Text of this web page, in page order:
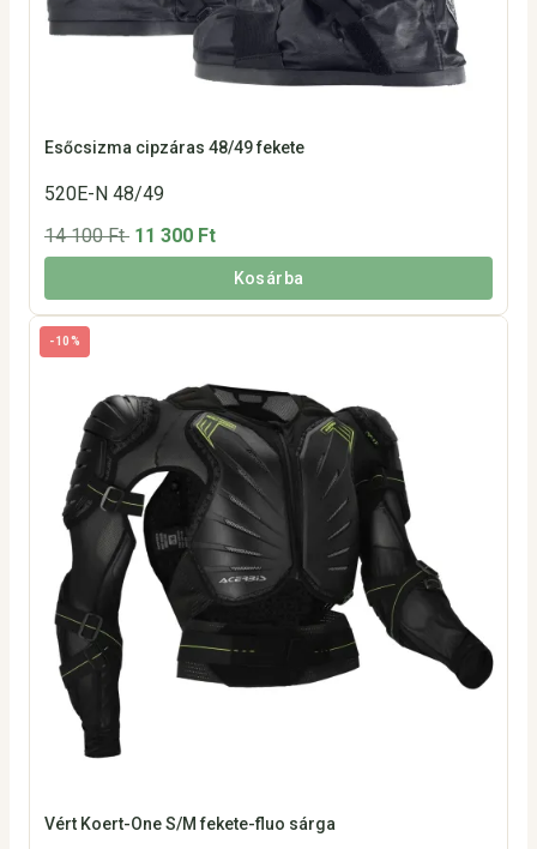
Esőcsizma cipzáras 48/49 fekete
520E-N 48/49
14 100 Ft 11 300 Ft
Kosárba
-10%
Vért Koert-One S/M fekete-fluo sárga